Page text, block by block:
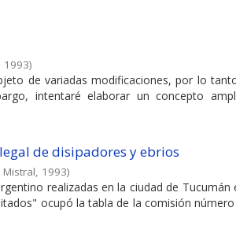
1993)
de variadas modificaciones, por lo
intentaré elaborar un concepto
de disipadores y ebrios
, 1993)
realizadas en la ciudad de Tucumán
ocupó la tabla de la comisión